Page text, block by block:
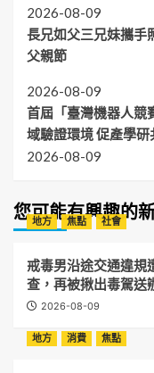
2026-08-09
長兄如父三兄妹攜手
父親節
2026-08-09
首屆「臺灣機器人競
域驗證環境 促產學
2026-08-09
您可能有興趣的
地方 焦點 社會
戒毒男沿途交通違規
查，再被揪出毒駕送
2026-08-09
地方
消費 焦點